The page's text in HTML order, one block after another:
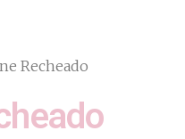
Recheado